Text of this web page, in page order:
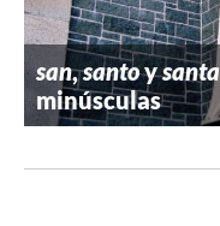
san,santoysanta
minúsculas